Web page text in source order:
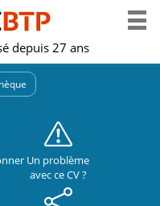
depuis 27 ans
Un problème
avec ce CV ?